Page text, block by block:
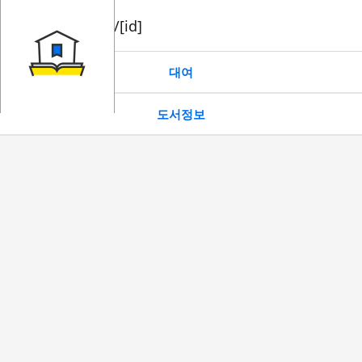
book/rent/[id]
대여
도서정보